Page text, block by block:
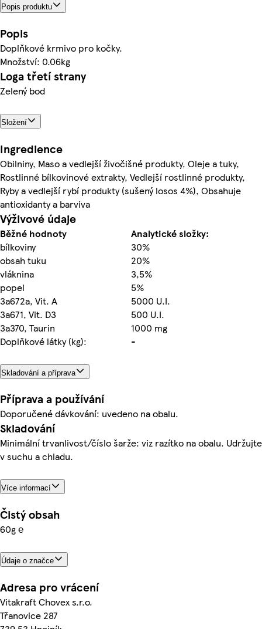
Popis produktu
Popis
Doplňkové krmivo pro kočky.
Množství: 0.06kg
Loga třetí strany
Zelený bod
Složení
Ingredience
Obilniny, Maso a vedlejší živočišné produkty, Oleje a tuky,
Rostlinné bílkovinové extrakty, Vedlejší rostlinné produkty,
Ryby a vedlejší rybí produkty (sušený losos 4%), Obsahuje
antioxidanty a barviva
Výživové údaje
Běžné hodnoty
Analytické složky:
bílkoviny
30%
obsah tuku
20%
vláknina
3,5%
popel
5%
3a672a, Vit. A
5000 U.I.
3a671, Vit. D3
500 U.I.
3a370, Taurin
1000 mg
Doplňkové látky (kg):
-
Skladování a příprava
Příprava a používání
Doporučené dávkování: uvedeno na obalu.
Skladování
Minimální trvanlivost/číslo šarže: viz razítko na obalu. Udržujte
v suchu a chladu.
Více informací
Čistý obsah
60g ℮
Údaje o značce
Adresa pro vrácení
Vitakraft Chovex s.r.o.
Třanovice 287